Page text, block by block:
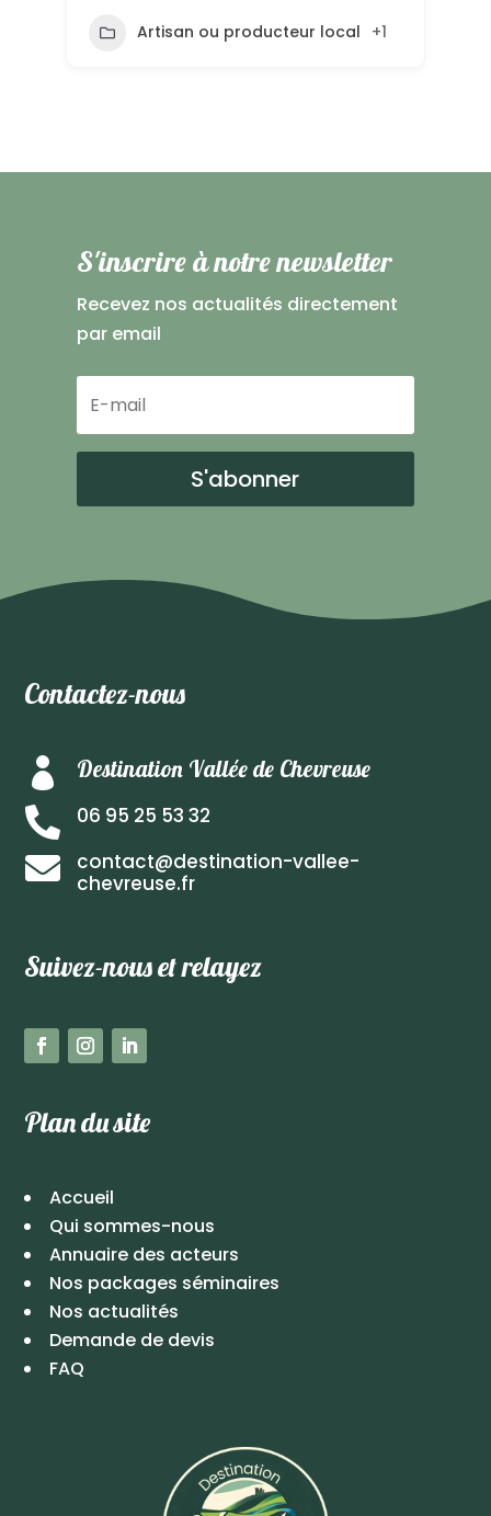
Artisan ou producteur local +1
S'inscrire à notre newsletter
Recevez nos actualités directement
par email
S'abonner
Contactez-nous
 Destination Vallée de Chevreuse
 06 95 25 53 32

contact@destination-vallee-
chevreuse.fr
Suivez-nous et relayez
Plan du site
Accueil
Qui sommes-nous
Annuaire des acteurs
Nos packages séminaires
Nos actualités
Demande de devis
FAQ